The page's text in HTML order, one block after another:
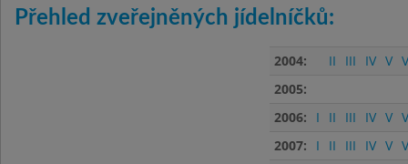
Přehled zveřejněných jídelníčků:
2004: II III IV V
2005:
2006:
I II III IV V
2007:
I II III IV V